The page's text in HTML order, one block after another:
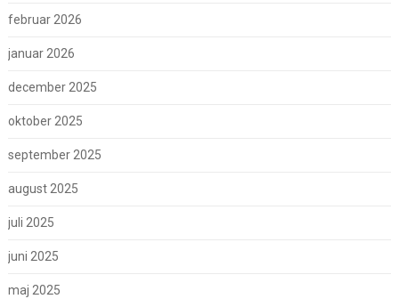
februar 2026
januar 2026
december 2025
oktober 2025
september 2025
august 2025
juli 2025
juni 2025
maj 2025